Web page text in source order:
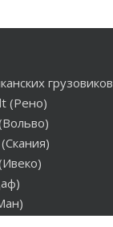
грузовиков
(Рено)